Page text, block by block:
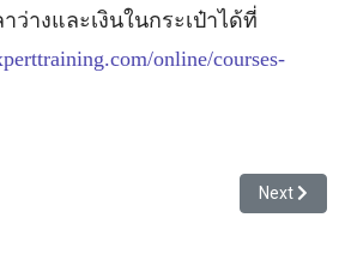
ว่างและเงินในกระเป๋าได้ที่
online/courses-
แนะนำหลักสูตรเรียนออนไลน์ Excel Dynamic
Next
Next